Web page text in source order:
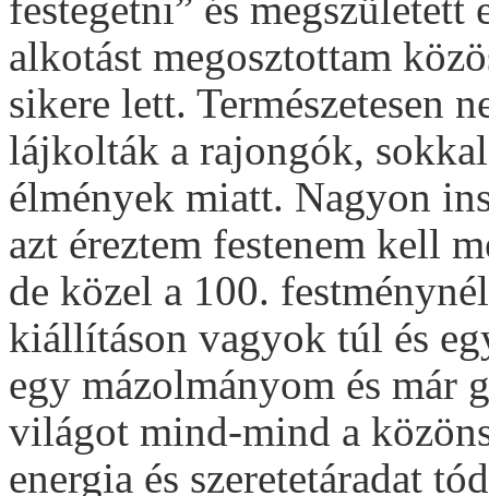
alkotást megosztottam
sikere lett. Természetesen
lájkolták a rajongók,
élmények miatt. Nagyon
azt éreztem festenem kell
de közel a 100.
kiállításon vagyok túl és
egy mázolmányom és már
világot mind-mind a
energia és szeretetáradat